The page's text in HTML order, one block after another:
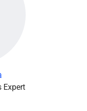
Expert